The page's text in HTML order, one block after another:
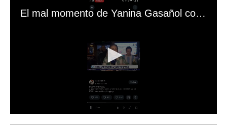
El mal momento de Yanina Gasañol con un hincha argentino en "Subrayado"
s